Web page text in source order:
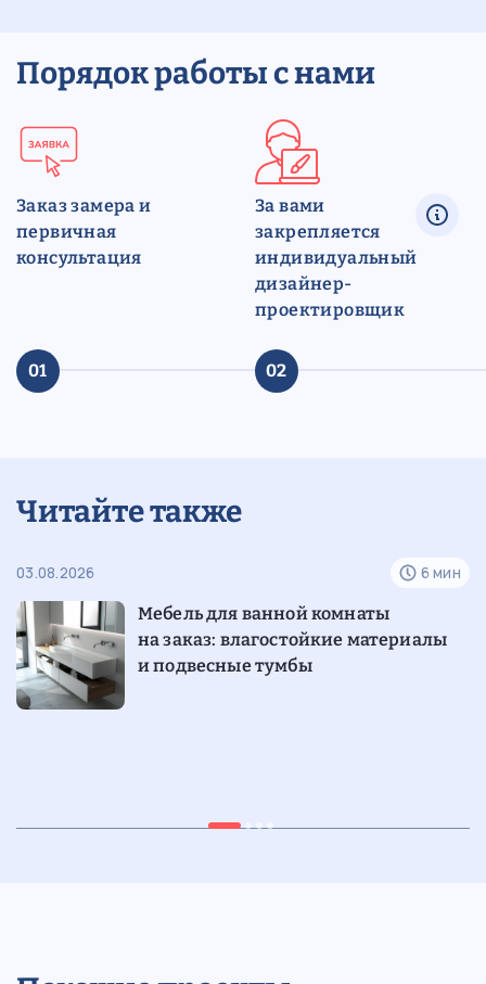
Порядок работы с нами
Заказ замера и
первичная
консультация
01
За вами
закрепляется
индивидуальный
дизайнер-
проектировщик
02
Читайте также
03.08.2026 6 мин
Мебель для ванной комнаты
на заказ: влагостойкие материалы
и подвесные тумбы